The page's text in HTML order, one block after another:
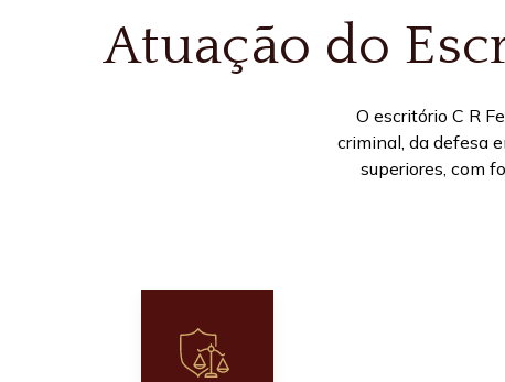
Atuação do
O escritório C R
criminal, da defesa
superiores, com